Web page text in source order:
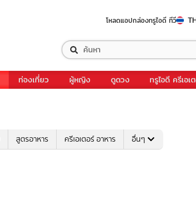
โหลดแอปกล่องทรูไอดี ทีวี
ท่องเที่ยว ผู้หญิง ดูดวง ทรูไอดี ครีเอเ
สูตรอาหาร ครีเอเตอร์ อาหาร อื่นๆ